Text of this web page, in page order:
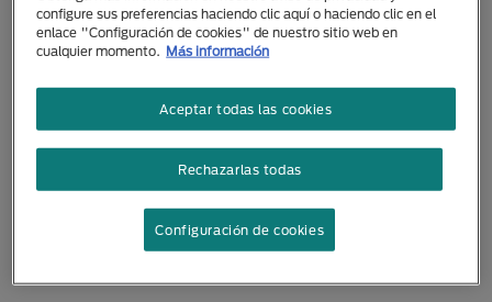
Alimento Seco
Pro Plan UR: Alimento
configure sus preferencias haciendo clic aquí o haciendo clic en el
enlace "Configuración de cookies" de nuestro sitio web en
cualquier momento.
Más información
Rechazarlas todas
Aceptar todas las cookies
Configuración de cookies